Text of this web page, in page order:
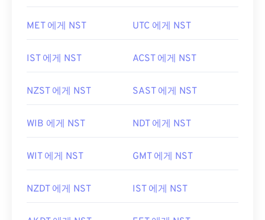
MET 에게 NST UTC 에게 NST
IST 에게 NST ACST 에게 NST
NZST 에게 NST SAST 에게 NST
WIB 에게 NST NDT 에게 NST
WIT 에게 NST GMT 에게 NST
NZDT 에게 NST IST 에게 NST